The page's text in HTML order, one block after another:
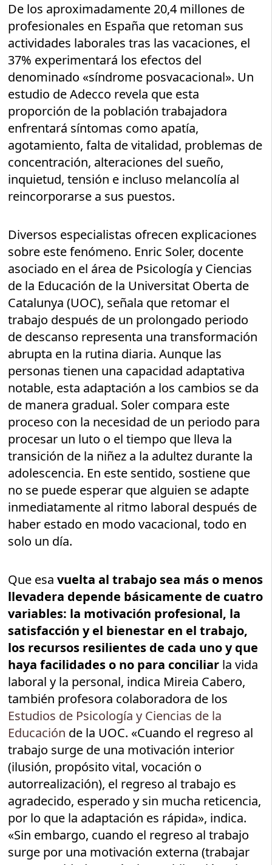
De los aproximadamente 20,4 millones de
profesionales en España que retoman sus
actividades laborales tras las vacaciones, el
37% experimentará los efectos del
denominado «síndrome posvacacional». Un
estudio de Adecco revela que esta
proporción de la población trabajadora
enfrentará síntomas como apatía,
agotamiento, falta de vitalidad, problemas de
concentración, alteraciones del sueño,
inquietud, tensión e incluso melancolía al
reincorporarse a sus puestos.
Diversos especialistas ofrecen explicaciones
sobre este fenómeno. Enric Soler, docente
asociado en el área de Psicología y Ciencias
de la Educación de la Universitat Oberta de
Catalunya (UOC), señala que retomar el
trabajo después de un prolongado periodo
de descanso representa una transformación
abrupta en la rutina diaria. Aunque las
personas tienen una capacidad adaptativa
notable, esta adaptación a los cambios se da
de manera gradual. Soler compara este
proceso con la necesidad de un periodo para
procesar un luto o el tiempo que lleva la
transición de la niñez a la adultez durante la
adolescencia. En este sentido, sostiene que
no se puede esperar que alguien se adapte
inmediatamente al ritmo laboral después de
haber estado en modo vacacional, todo en
solo un día.
Que esavuelta al trabajo sea más o menos
llevadera depende básicamente de cuatro
variables: la motivación profesional, la
satisfacción y el bienestar en el trabajo,
los recursos resilientes de cada uno y que
haya facilidades o no para conciliar la vida
laboral y la personal, indica Mireia Cabero,
también profesora colaboradora de los
Estudios de Psicología y Ciencias de la
Educación de la UOC. «Cuando el regreso al
trabajo surge de una motivación interior
(ilusión, propósito vital, vocación o
autorrealización), el regreso al trabajo es
agradecido, esperado y sin mucha reticencia,
por lo que la adaptación es rápida», indica.
«Sin embargo, cuando el regreso al trabajo
surge por una motivación externa (trabajar